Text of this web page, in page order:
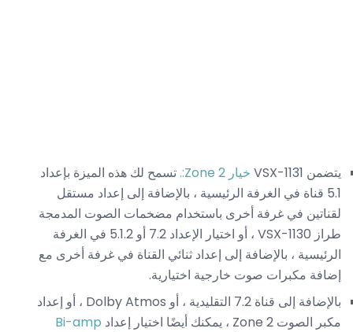
يتضمن VSX-1131 خيار Zone 2:.
تسمح لك هذه الميزة بإعداد
5.1 قناة في الغرفة الرئيسية ، بالإضافة إلى إعداد مستقل
لقناتين في غرفة أخرى باستخدام مضخمات الصوت المدمجة
طراز VSX-1130 ، أو اختيار الإعداد 7.2 أو 5.1.2 في الغرفة
الرئيسية ، بالإضافة إلى إعداد ثنائي القناة في غرفة أخرى مع
إضافة مكبرات صوت خارجية اختيارية.
بالإضافة إلى قناة 7.2 التقليدية ، أو Dolby Atmos ، أو إعداد
مكبر الصوت Zone 2 ، يمكنك أيضًا اختيار إعداد
Bi-amp